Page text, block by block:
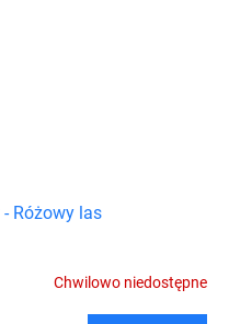
Różowy las
Chwilowo niedostępne